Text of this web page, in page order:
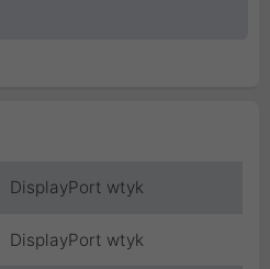
DisplayPort wtyk
DisplayPort wtyk